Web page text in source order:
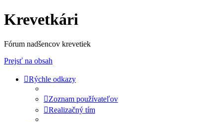
Krevetkári
Fórum nadšencov krevetiek
Prejsť na obsah
Rýchle odkazy
Zoznam používateľov
Realizačný tím